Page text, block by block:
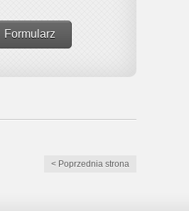
Formularz
< Poprzednia strona